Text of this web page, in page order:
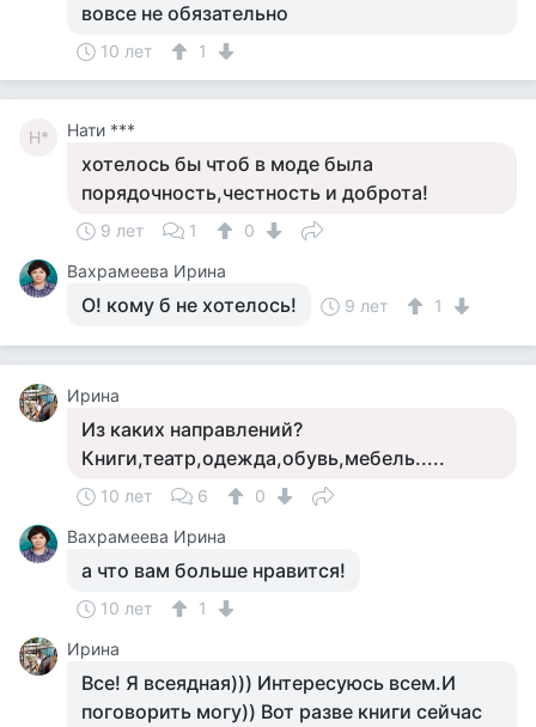
вовсе не обязательно
10 лет 1
Н* Нати ***
хотелось бы чтоб в моде была
порядочность,честность и доброта!
9 лет 1
0
Вахрамеева Ирина
О! кому б не хотелось! 9 лет 1
Ирина
Из каких направлений?
Книги,театр,одежда,обувь,мебель.....
10 лет 6
0
Вахрамеева Ирина
а что вам больше нравится!
10 лет
1
Ирина
Все! Я всеядная))) Интересуюсь всем.И
поговорить могу)) Вот разве книги сейчас